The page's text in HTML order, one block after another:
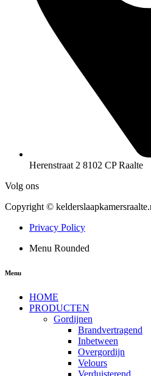
Herenstraat 2 8102 CP Raalte
Volg ons
Copyright ©
Privacy Policy
Menu Rounded
Menu
HOME
PRODUCTEN
Gordijnen
Brandvertragend
Inbetween
Overgordijn
Velours